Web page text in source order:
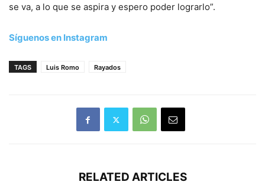
se va, a lo que se aspira y espero poder lograrlo”.
Síguenos en Instagram
TAGS Luis Romo Rayados
RELATED ARTICLES